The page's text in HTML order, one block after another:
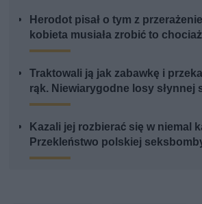
Herodot pisał o tym z
kobieta musiała zrobić to
Traktowali ją jak zabawkę i
rąk. Niewiarygodne losy słynnej
Kazali jej rozbierać się w niemal
Przekleństwo polskiej